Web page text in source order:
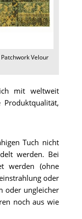
Velour
mit weltweit
Tuch nicht
werden. Bei
werden (ohne
oder
oder ungleicher
noch aus wie